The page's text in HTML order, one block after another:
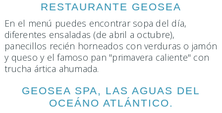
RESTAURANTE GEOSEA
En el menú puedes encontrar sopa del día,
diferentes ensaladas (de abril a octubre),
panecillos recién horneados con verduras o jamón
y queso y el famoso pan "primavera caliente" con
trucha ártica ahumada.
GEOSEA SPA, LAS AGUAS DEL
OCEÁNO ATLÁNTICO.